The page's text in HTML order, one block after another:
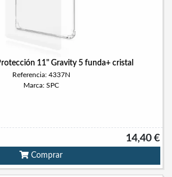
11" Gravity 5 funda+ cristal
Referencia: 4337N
Marca: SPC
14,40 €
Comprar